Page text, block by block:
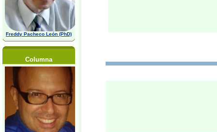
Freddy Pacheco León (PhD)
Columna